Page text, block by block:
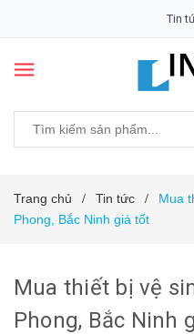
Tin
Trang chủ / Tin tức /
Mua
Phong, Bắc Ninh giá tốt
Mua thiết bị vệ
Phong, Bắc Ninh